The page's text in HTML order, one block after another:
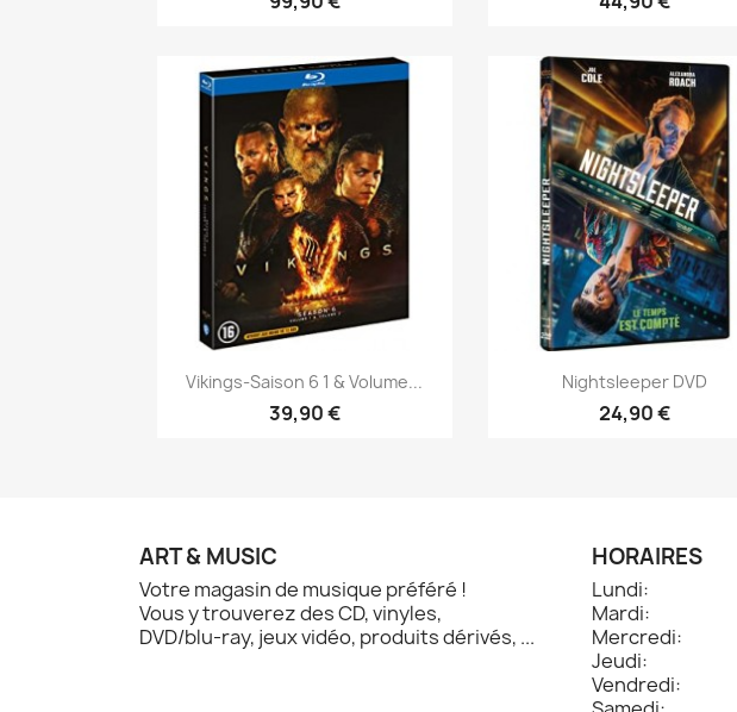
Aperçu rapide
Vikings-Saison 6 1 & Volume...
39,90 €
Aperçu rapide
Nightsleeper DVD
24,90 €
ART & MUSIC
Votre magasin de musique préféré !
Vous y trouverez des CD, vinyles,
DVD/blu-ray, jeux vidéo, produits dérivés, ...
HORAIRES
Lundi:
Mardi:
Mercredi:
Jeudi:
Vendredi: